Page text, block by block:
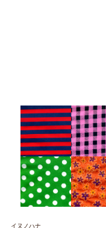
イヌノハナ